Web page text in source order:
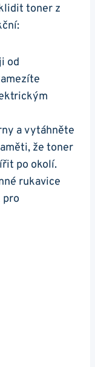
toner z
od
a vytáhněte
že toner
po okolí.
rukavice
pro